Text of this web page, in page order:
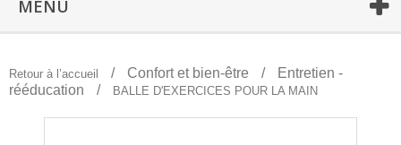
MENU
Retour à l’accueil Confort et bien-être
Entretien -
rééducation
BALLE D'EXERCICES POUR LA MAIN